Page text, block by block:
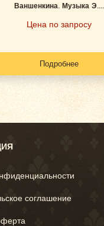
Ваншенкина. Музыка Э....
Цена по запросу
Подробнее
соглашение